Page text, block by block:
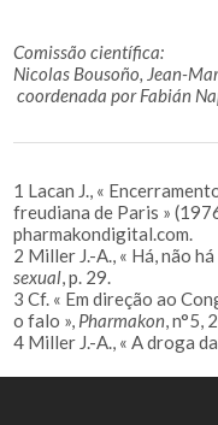
Comissão científica:
Nicolas Bousoño, Jean-
coordenada por Fabián
1 Lacan J., «
freudiana de Paris »
pharmakondigital.com.
2 Miller J.-A., « Há, não
sexual, p. 29.
3 Cf. « Em direção ao
o falo », Pharmakon, n°5,
4 Miller J.-A., « A droga